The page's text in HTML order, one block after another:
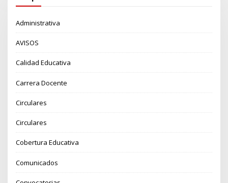
Administrativa
AVISOS
Calidad Educativa
Carrera Docente
Circulares
Circulares
Cobertura Educativa
Comunicados